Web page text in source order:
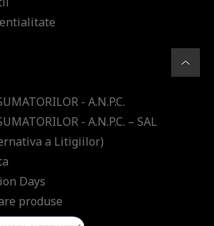
- A.N.P.C.
- A.N.P.C. – SAL
a Litigiilor)
Days
produse